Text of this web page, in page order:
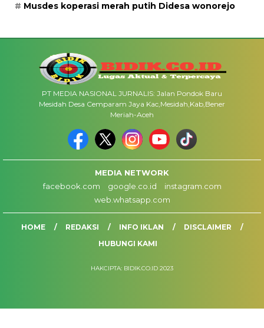
Musdes koperasi merah putih Didesa wonorejo
PT MEDIA NASIONAL JURNALIS: Jalan Pondok Baru
Mesidah Desa Cemparam Jaya Kac,Mesidah,Kab,Bener
Meriah-Aceh
MEDIA NETWORK
facebook.com
google.co.id
instagram.com
web.whatsapp.com
HOME REDAKSI INFO IKLAN
DISCLAIMER
HUBUNGI KAMI
HAKCIPTA: BIDIK.CO.ID 2023